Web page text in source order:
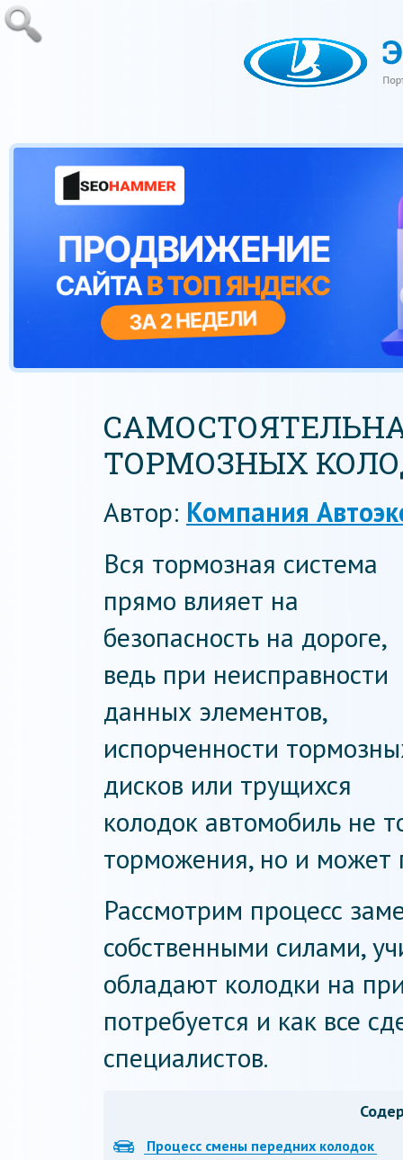
ТОРМОЗНЫХ
Автор: Компания
Вся тормозная система
прямо влияет на
безопасность на дороге,
ведь при неисправности
данных элементов,
испорченности
дисков или трущихся
колодок автомобиль не
торможения, но и может
Рассмотрим процесс
собственными силами,
обладают колодки на
потребуется и как все
специалистов.
Процесс смены передних колодок